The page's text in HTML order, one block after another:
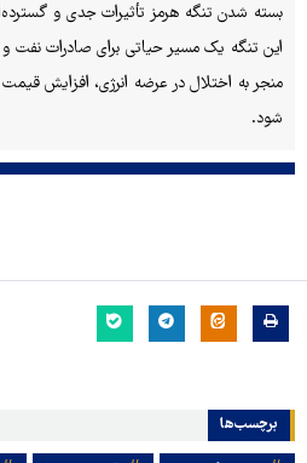
بسته شدن تنگه هرمز تأثیرات جدی و
این تنگه یک مسیر حیاتی برای صادرات نفت
منجر به اختلال در عرضه انرژی، افزایش
شود.
برچسب‌ها